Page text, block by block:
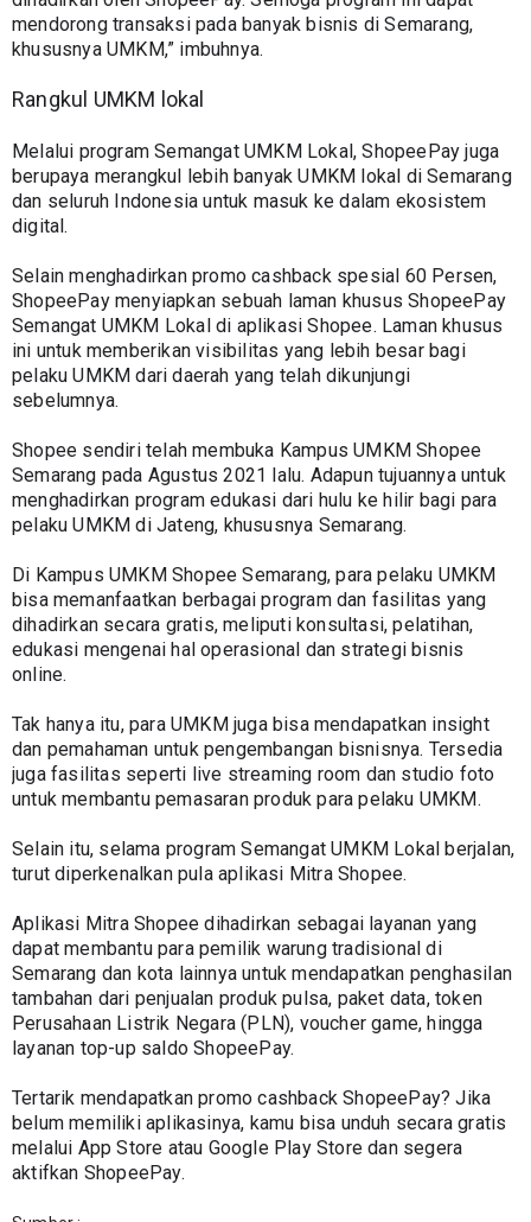
mendorong transaksi pada banyak bisnis di Semarang,
khususnya UMKM,” imbuhnya.
Rangkul UMKM lokal
Melalui program Semangat UMKM Lokal, ShopeePay juga
berupaya merangkul lebih banyak UMKM lokal di Semarang
dan seluruh Indonesia untuk masuk ke dalam ekosistem
digital.
Selain menghadirkan promo cashback spesial 60 Persen,
ShopeePay menyiapkan sebuah laman khusus ShopeePay
Semangat UMKM Lokal di aplikasi Shopee. Laman khusus
ini untuk memberikan visibilitas yang lebih besar bagi
pelaku UMKM dari daerah yang telah dikunjungi
sebelumnya.
Shopee sendiri telah membuka Kampus UMKM Shopee
Semarang pada Agustus 2021 lalu. Adapun tujuannya untuk
menghadirkan program edukasi dari hulu ke hilir bagi para
pelaku UMKM di Jateng, khususnya Semarang.
Di Kampus UMKM Shopee Semarang, para pelaku UMKM
bisa memanfaatkan berbagai program dan fasilitas yang
dihadirkan secara gratis, meliputi konsultasi, pelatihan,
edukasi mengenai hal operasional dan strategi bisnis
online.
Tak hanya itu, para UMKM juga bisa mendapatkan insight
dan pemahaman untuk pengembangan bisnisnya. Tersedia
juga fasilitas seperti live streaming room dan studio foto
untuk membantu pemasaran produk para pelaku UMKM.
Selain itu, selama program Semangat UMKM Lokal berjalan,
turut diperkenalkan pula aplikasi Mitra Shopee.
Aplikasi Mitra Shopee dihadirkan sebagai layanan yang
dapat membantu para pemilik warung tradisional di
Semarang dan kota lainnya untuk mendapatkan penghasilan
tambahan dari penjualan produk pulsa, paket data, token
Perusahaan Listrik Negara (PLN), voucher game, hingga
layanan top-up saldo ShopeePay.
Tertarik mendapatkan promo cashback ShopeePay? Jika
belum memiliki aplikasinya, kamu bisa unduh secara gratis
melalui App Store atau Google Play Store dan segera
aktifkan ShopeePay.